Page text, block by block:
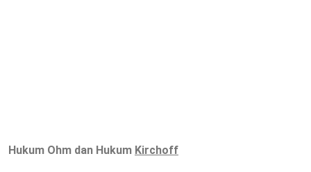
Hukum Ohm dan Hukum Kirchoff